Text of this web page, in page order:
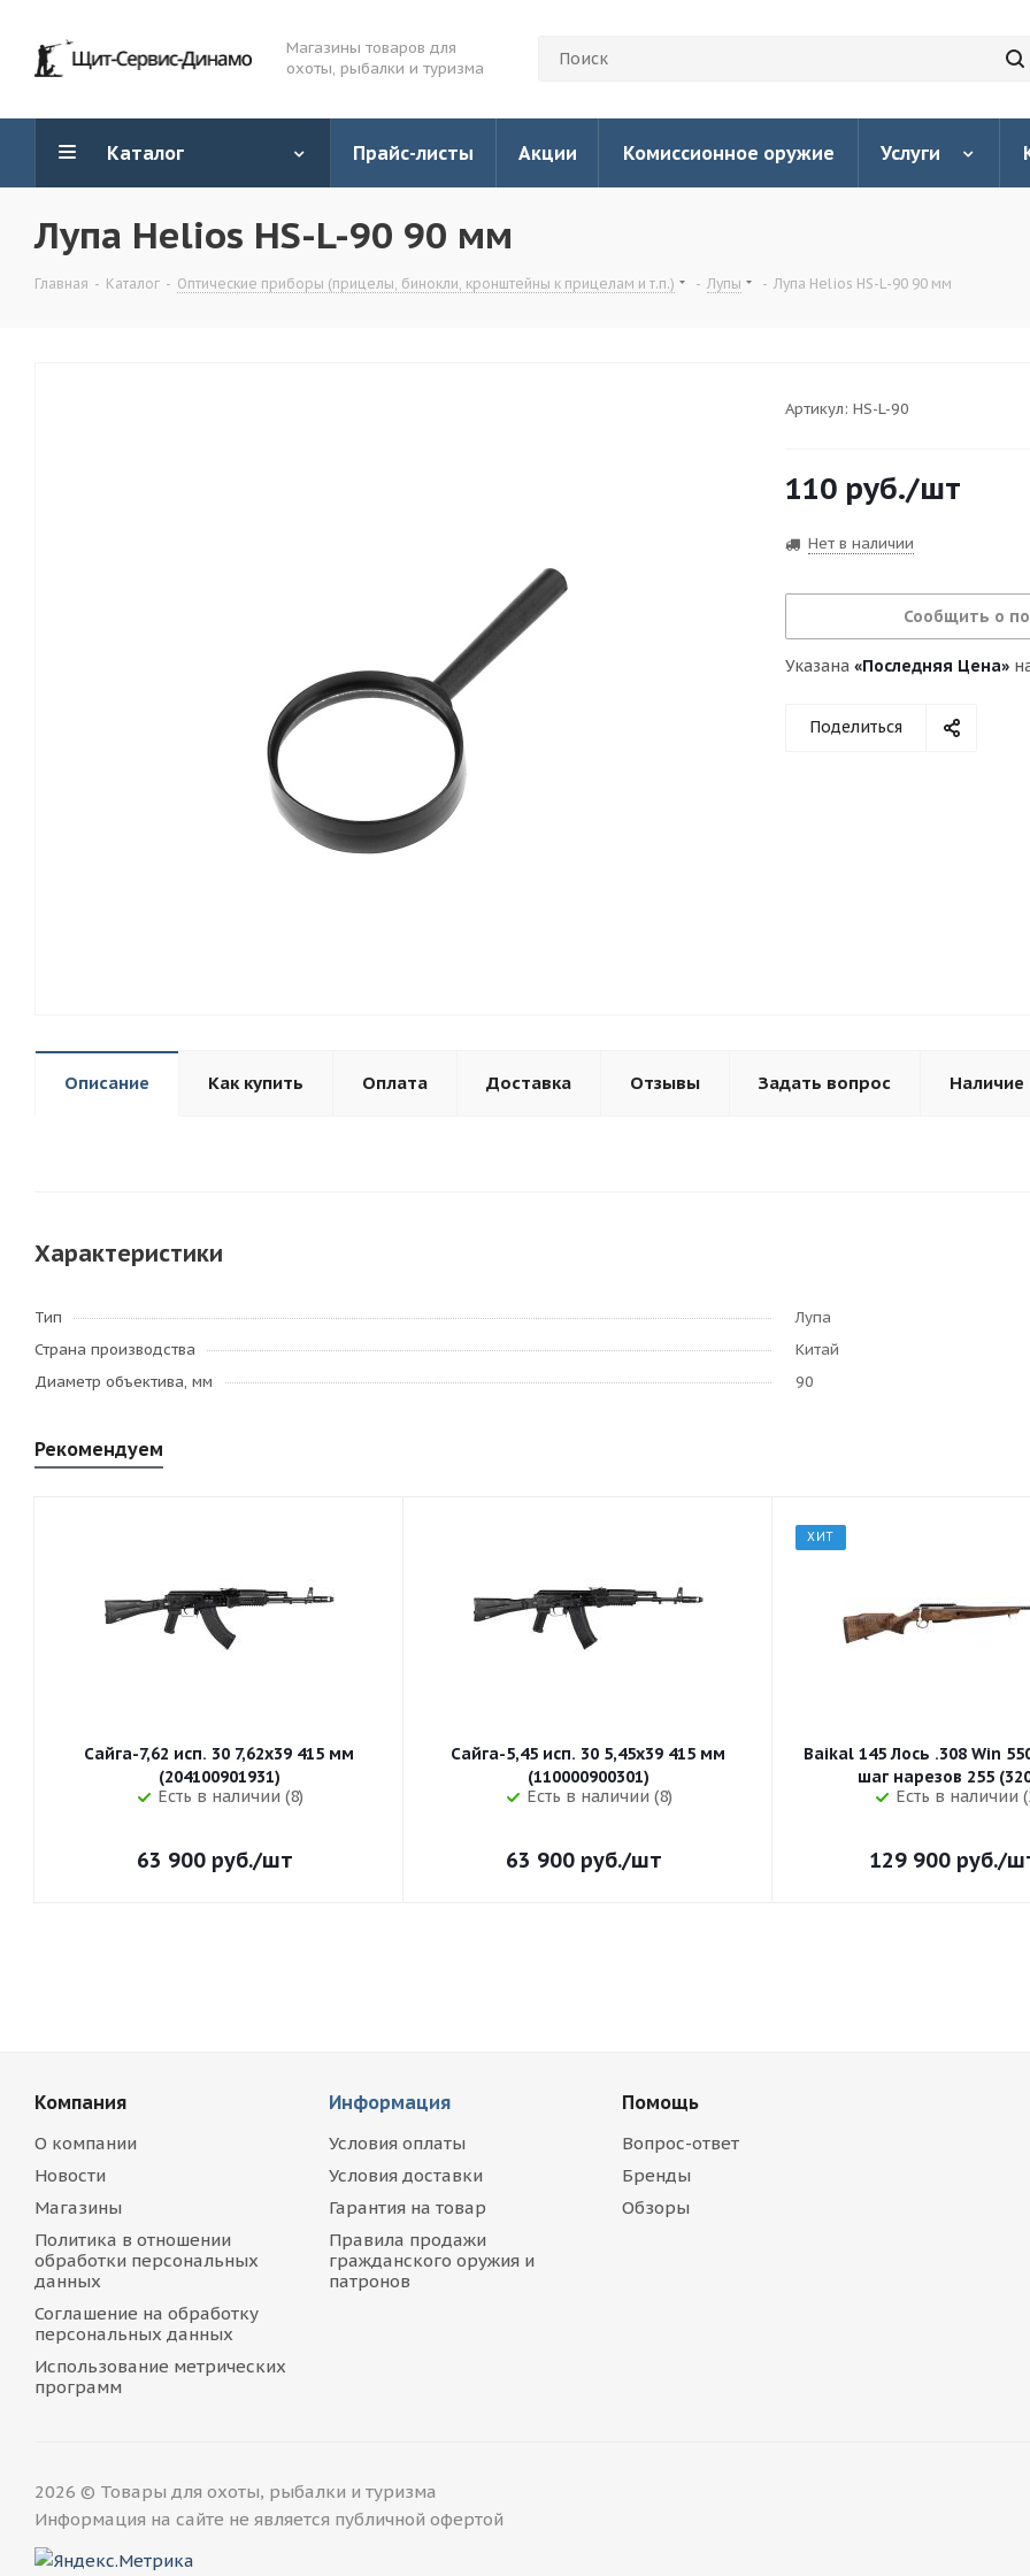
Магазины товаров для
охоты, рыбалки и туризма
Каталог Прайс-листы Акции Комиссионное оружие Услуги
Лупа Helios HS-L-90 90 мм
Главная - Каталог - Оптические приборы (прицелы, бинокли, кронштейны к прицелам и т.п.) - Лупы - Лупа Helios HS-L-90 90 мм
Артикул: HS-L-90
110 руб./шт
Нет в наличии
Сообщить о
Указана «Последняя Цена»
Поделиться
Описание Как купить Оплата Доставка Отзывы Задать вопрос Наличие
Характеристики
Тип
Лупа
Страна производства
Китай
Диаметр объектива, мм
90
Рекомендуем
Сайга-7,62 исп. 30 7,62x39 415 мм
(204100901931)
Есть в наличии (8)
63 900 руб./шт
Сайга-5,45 исп. 30 5,45x39 415 мм
(110000900301)
Есть в наличии (8)
63 900 руб./шт
ХИТ
Baikal 145 Лось .308 Win
шаг
Есть в наличии
129 900руб./
Компания
О компании
Новости
Магазины
Политика в отношении
обработки персональных
данных
Соглашение на обработку
персональных данных
Использование метрических
программ
Информация
Условия оплаты
Условия доставки
Гарантия на товар
Правила продажи
гражданского оружия и
патронов
Помощь
Вопрос-ответ
Бренды
Обзоры
2026 © Товары для охоты, рыбалки и туризма
Информация на сайте не является публичной офертой